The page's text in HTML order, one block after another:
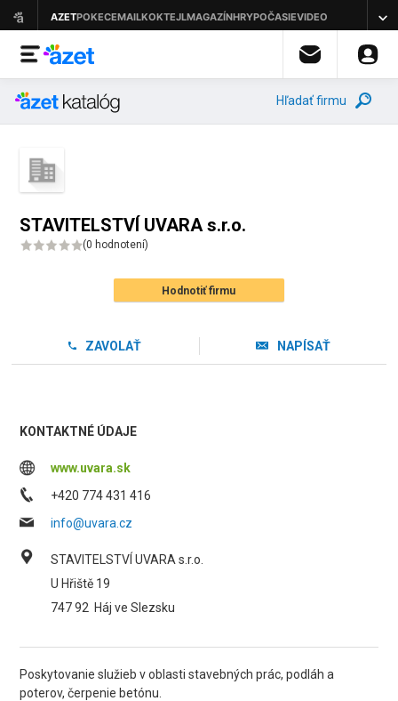
Hľadať firmu
STAVITELSTVÍ UVARA s.r.o.
(0 hodnotení)
Hodnotiť firmu
ZAVOLAŤ NAPÍSAŤ
KONTAKTNÉ ÚDAJE
www.uvara.sk
+420 774 431 416
info@uvara.cz
STAVITELSTVÍ UVARA s.r.o.
U Hřiště 19
747 92 Háj ve Slezsku
Poskytovanie služieb v oblasti stavebných prác, podláh a
poterov, čerpenie betónu.